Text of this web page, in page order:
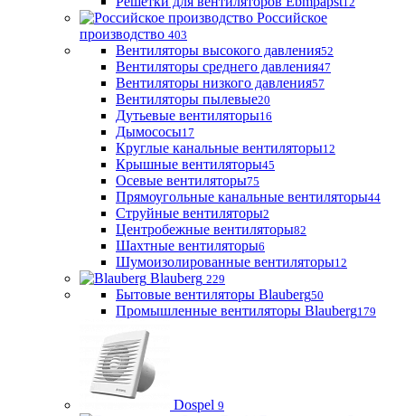
Российское
производство 403
Вентиляторы высокого давления52
Вентиляторы среднего давления47
Вентиляторы низкого давления57
Вентиляторы пылевые20
Дутьевые вентиляторы16
Дымососы17
Круглые канальные вентиляторы12
Крышные вентиляторы45
Осевые вентиляторы75
Прямоугольные канальные вентиляторы44
Струйные вентиляторы2
Центробежные вентиляторы82
Шахтные вентиляторы6
Шумоизолированные вентиляторы12
Blauberg 229
Бытовые вентиляторы Blauberg50
Промышленные вентиляторы Blauberg179
Dospel 9